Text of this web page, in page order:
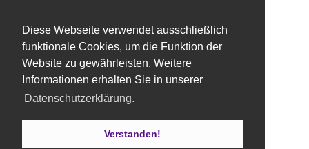
Diese Webseite verwendet ausschließlich
funktionale Cookies, um die Funktion der
Website zu gewährleisten. Weitere
Informationen erhalten Sie in unserer
Datenschutzerklärung.
Verstanden!